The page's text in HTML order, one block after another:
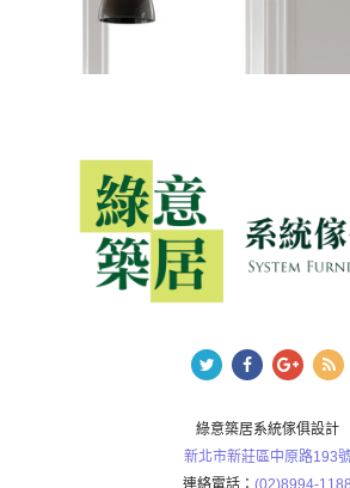
綠意築居系統傢俱設計
新北市新莊區中原路193